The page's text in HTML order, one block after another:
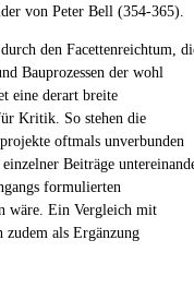
von Peter Bell (354-365).
den Facettenreichtum,
Bauprozessen der wohl
eine derart breite
Kritik. So stehen die
oftmals unverbunden
Beiträge
formulierten
wäre. Ein Vergleich mit
zudem als Ergänzung